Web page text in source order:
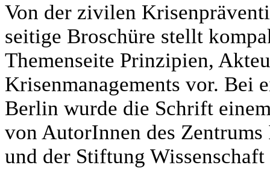
Von der zivilen
seitige Broschüre stellt
Themenseite Prinzipien,
Krisenmanagements vor. Bei
Berlin wurde die Schrift
von AutorInnen des
und der Stiftung